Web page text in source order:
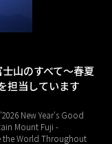
山のすべて～春夏
担当しています
New Year's Good
Mount Fuji -
the World Throughout